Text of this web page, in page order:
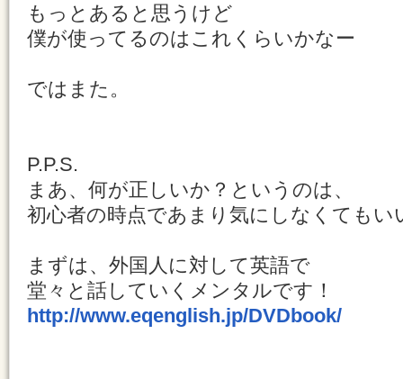
もっとあると思うけど
僕が使ってるのはこれくらいかなー
ではまた。
P.P.S.
まあ、何が正しいか？というのは、
初心者の時点であまり気にしなくてもい
まずは、外国人に対して英語で
堂々と話していくメンタルです！
http://www.eqenglish.jp/DVDbook/